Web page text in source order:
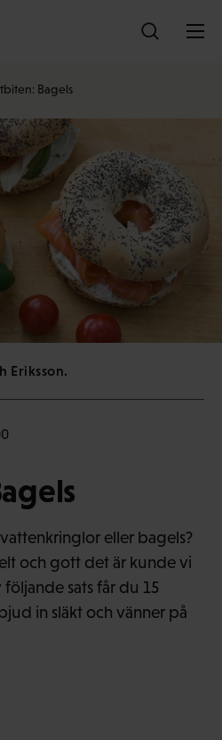
Bagels
Eriksson.
eller bagels?
och gott det är kunde vi
sats får du 15
in släkt och vänner på